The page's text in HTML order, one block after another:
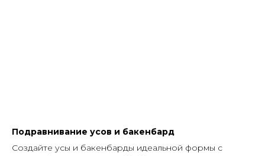
Подравнивание усов и бакенбард
Создайте усы и бакенбарды идеальной формы с